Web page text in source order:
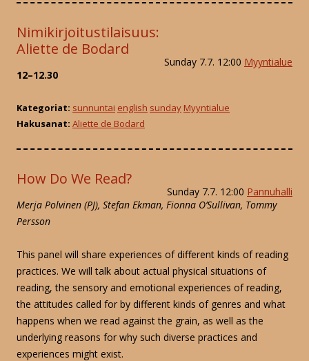
Nimikirjoitustilaisuus:
Aliette de Bodard
Sunday 7.7. 12:00 Myyntialue
12–12.30
Kategoriat: sunnuntai english sunday Myyntialue
Hakusanat: Aliette de Bodard
How Do We Read?
Sunday 7.7. 12:00 Pannuhalli
Merja Polvinen (PJ), Stefan Ekman, Fionna O’Sullivan, Tommy
Persson
This panel will share experiences of different kinds of reading
practices. We will talk about actual physical situations of
reading, the sensory and emotional experiences of reading,
the attitudes called for by different kinds of genres and what
happens when we read against the grain, as well as the
underlying reasons for why such diverse practices and
experiences might exist.